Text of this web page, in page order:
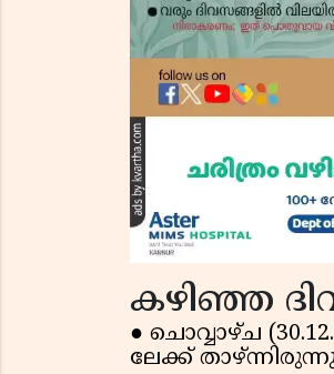
കഴിഞ്ഞ
● ചൊവ്വാഴ്ച
ലേക്ക്